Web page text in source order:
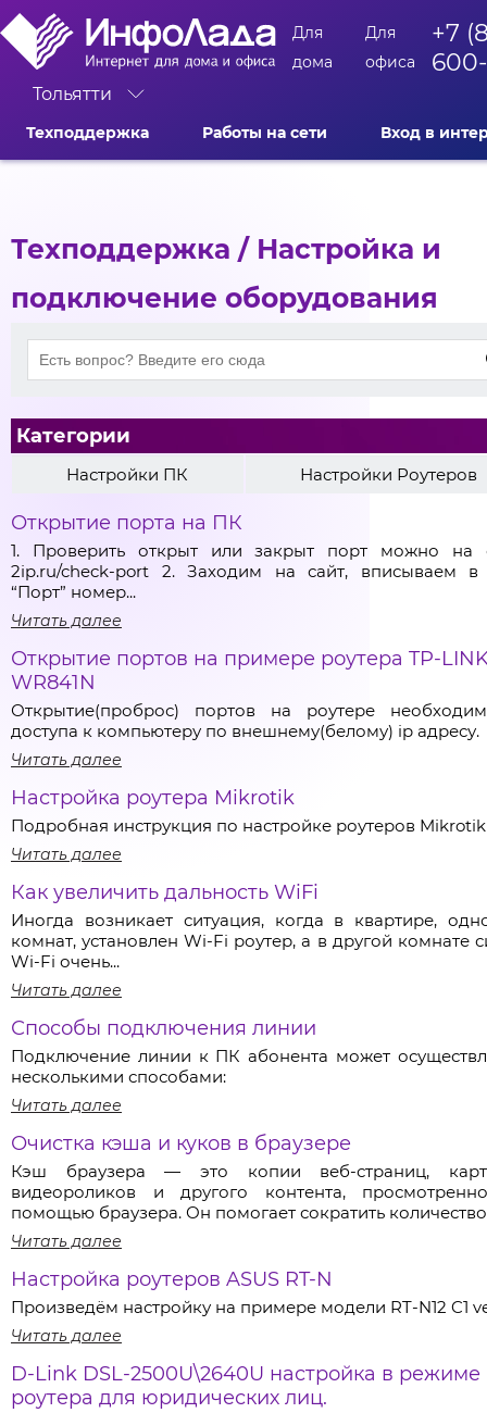
Тольятти
Для
дома
Для
офиса
+7
Техподдержка Работы на сети Вход в
Техподдержка / Настройка и
подключение оборудования
Категории
Настройки ПК Настройки Роутеров
Открытие порта на ПК
1. Проверить открыт или закрыт порт можно на
2ip.ru/check-port 2. Заходим на сайт, вписываем в
“Порт” номер...
Читать далее
Открытие портов на примере роутера TP-
WR841N
Открытие(проброс) портов на роутере
доступа к компьютеру по внешнему(белому) ip адресу.
Читать далее
Настройка роутера Mikrotik
Подробная инструкция по настройке роутеров Mikrotik
Читать далее
Как увеличить дальность WiFi
Иногда возникает ситуация, когда в квартире,
комнат, установлен Wi-Fi роутер, а в другой комнате
Wi-Fi очень...
Читать далее
Способы подключения линии
Подключение линии к ПК абонента может
несколькими способами:
Читать далее
Очистка кэша и куков в браузере
Кэш браузера — это копии веб-страниц,
видеороликов и другого контента,
помощью браузера. Он помогает сократить
Читать далее
Настройка роутеров ASUS RT-N
Произведём настройку на примере модели RT-N12 C1
Читать далее
D-Link DSL-2500U\2640U настройка в режиме
роутера для юридических лиц.